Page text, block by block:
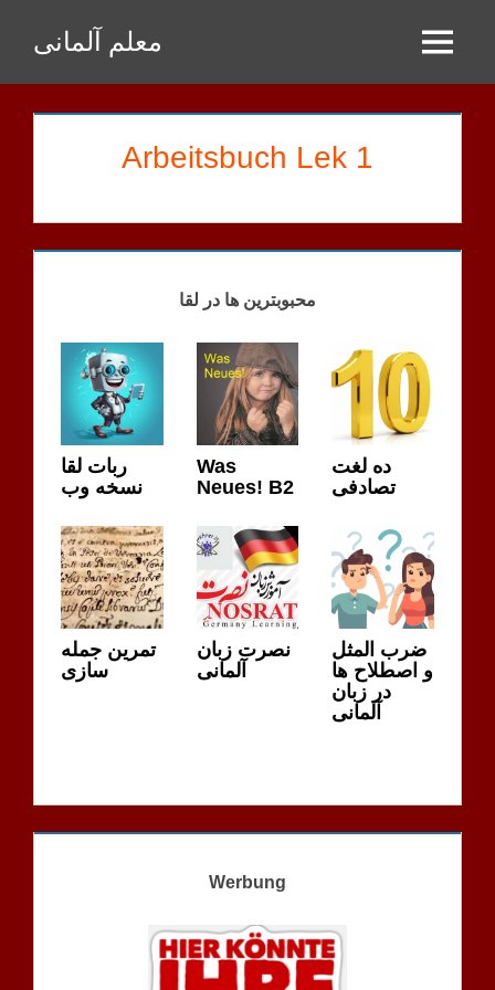
Inhalt
springen
معلم آلمانی Menu
Arbeitsbuch Lek 1
محبوبترین ها در لقا
ربات لقا
نسخه وب
Was
Neues! B2
ده لغت
تصادفی
تمرین جمله
سازی
نصرت زبان
آلمانی
ضرب المثل
و اصطلاح ها
در زبان
آلمانی
Werbung